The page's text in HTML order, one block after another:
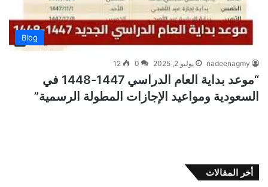
Blog
nadeenagmy يوليو 2, 2025 0
12
“موعد بداية العام الدراسي 1447-1448 في
السعودية ومواعيد الإجازات المطولة الرسمية”
أخر المقالات